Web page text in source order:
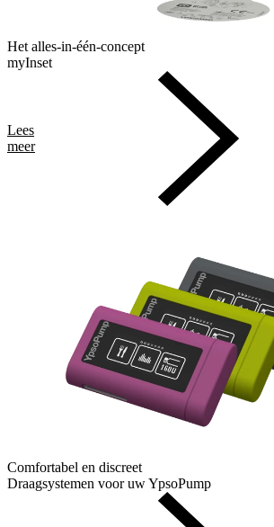
Het alles-in-één-concept
myInset
Lees
meer
Comfortabel en discreet
Draagsystemen voor uw YpsoPump